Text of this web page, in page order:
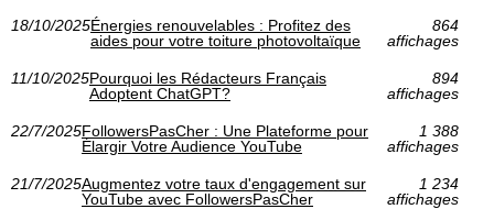
18/10/2025Énergies renouvelables : Profitez des
aides pour votre toiture photovoltaïque
864
affichages
11/10/2025Pourquoi les Rédacteurs Français
Adoptent ChatGPT?
894
affichages
22/7/2025FollowersPasCher : Une Plateforme pour
Élargir Votre Audience YouTube
1 388
affichages
21/7/2025Augmentez votre taux d'engagement sur
YouTube avec FollowersPasCher
1 234
affichages